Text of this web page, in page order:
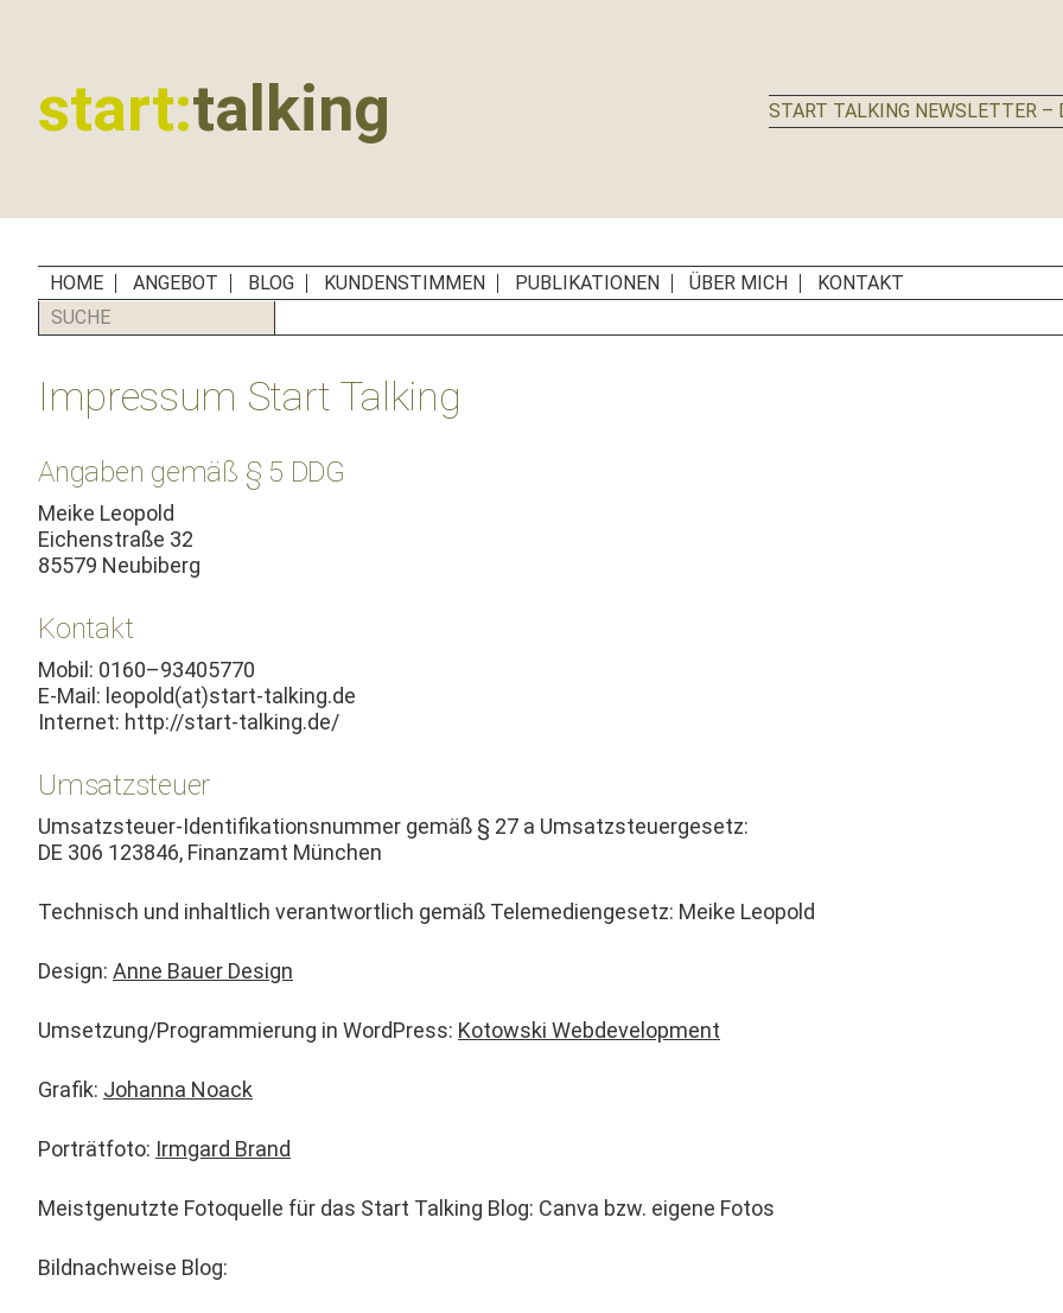
start:talking
für
Unternehmen,
Social
Media
und
PR-
START TALKING NEWSLETTER –
HOME ANGEBOT BLOG KUNDENSTIMMEN PUBLIKATIONEN ÜBER MICH
KONTAKT
SUCHE
Impressum Start Talking
Angaben gemäß § 5 DDG
Meike Leopold
Eichen­straße 32
85579 Neubiberg
Kontakt
Mobil: 0160–93405770
E‑Mail: leopold(at)start-talking.de
Inter­net: http://start-talking.de/
Umsatzsteuer
Umsatzs­teuer-Iden­ti­fika­tion­snum­mer gemäß § 27 a Umsatzsteuergesetz:
DE 306 123846, Finan­zamt München
Tech­nisch und inhaltlich ver­ant­wortlich gemäß Teleme­di­enge­setz: Meike Leopold
Design: Anne Bauer Design
Umsetzung/Programmierung in Word­Press: Kotows­ki Webdevelopment
Grafik: Johan­na Noack
Porträt­fo­to: Irm­gard Brand
Meist­genutzte Foto­quelle für das Start Talk­ing Blog: Can­va bzw. eigene Fotos
Bild­nach­weise Blog: